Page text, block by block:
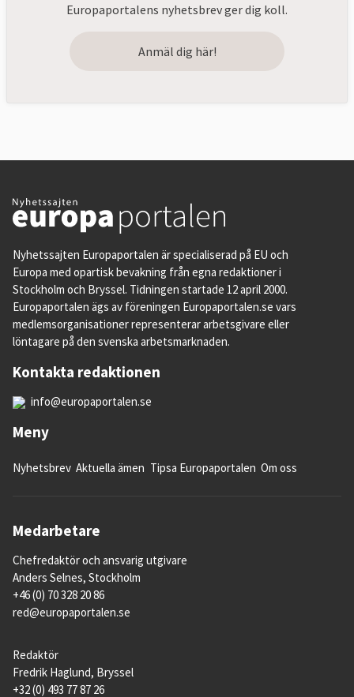
Europaportalens nyhetsbrev ger dig koll.
Anmäl dig här!
Nyhetssajten Europaportalen är specialiserad på EU och
Europa med opartisk bevakning från egna redaktioner i
Stockholm och Bryssel. Tidningen startade 12 april 2000.
Europaportalen ägs av föreningen Europaportalen.se vars
medlemsorganisationer representerar arbetsgivare eller
löntagare på den svenska arbetsmarknaden.
Kontakta redaktionen
info@europaportalen.se
Meny
Nyhetsbrev Aktuella ämen Tipsa Europaportalen Om oss
Medarbetare
Chefredaktör och ansvarig utgivare
Anders Selnes, Stockholm
+46 (0) 70 328 20 86
red@europaportalen.se
Redaktör
Fredrik Haglund, Bryssel
+32 (0) 493 77 87 26